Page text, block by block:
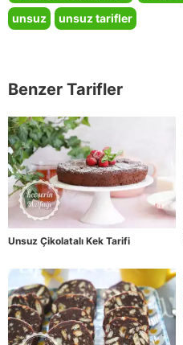
unsuz
unsuz tarifler
Benzer Tarifler
Unsuz Çikolatalı Kek Tarifi